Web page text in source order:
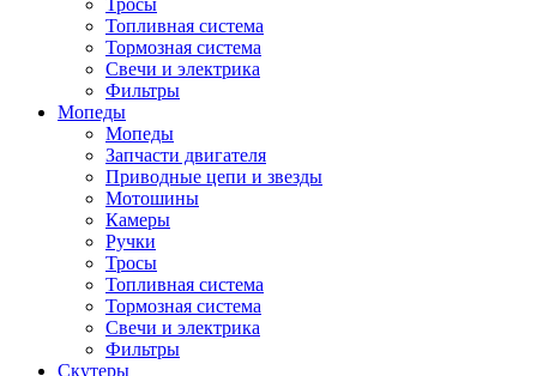
Тросы
Топливная система
Тормозная система
Свечи и электрика
Фильтры
Мопеды
Мопеды
Запчасти двигателя
Приводные цепи и звезды
Мотошины
Камеры
Ручки
Тросы
Топливная система
Тормозная система
Свечи и электрика
Фильтры
Cкутеры